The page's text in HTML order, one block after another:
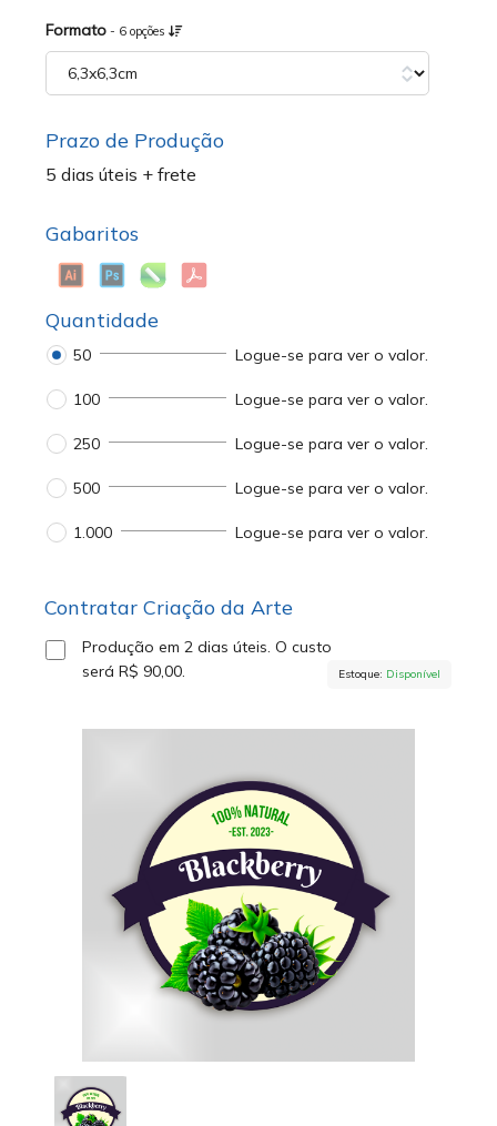
Formato - 6 opções
Prazo de Produção
5 dias úteis + frete
Gabaritos
Quantidade
50 Logue-se para ver o valor.
500 Logue-se para ver o valor.
100 Logue-se para ver o valor.
1.000 Logue-se para ver o valor.
250 Logue-se para ver o valor.
Contratar Criação da Arte
Produção em 2 dias úteis.O custo
seráR$ 90,00. Estoque: Disponível